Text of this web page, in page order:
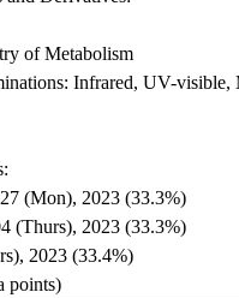
of Metabolism
Infrared, UV-visible,
(Mon), 2023 (33.3%)
(Thurs), 2023 (33.3%)
2023 (33.4%)
points)